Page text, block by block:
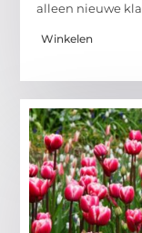
alleen nieuwe
Winkelen